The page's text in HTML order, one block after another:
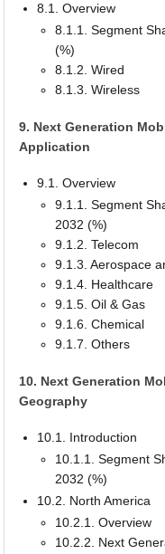
8.1. Overview
8.1.1. Segment
(%)
8.1.2. Wired
8.1.3. Wireless
9. Next Generation
Application
9.1. Overview
9.1.1. Segment
2032 (%)
9.1.2. Telecom
9.1.3. Aerospace
9.1.4. Healthcare
9.1.5. Oil & Gas
9.1.6. Chemical
9.1.7. Others
10. Next Generation
Geography
10.1. Introduction
10.1.1. Segment
2032 (%)
10.2. North America
10.2.1. Overview
10.2.2. Next